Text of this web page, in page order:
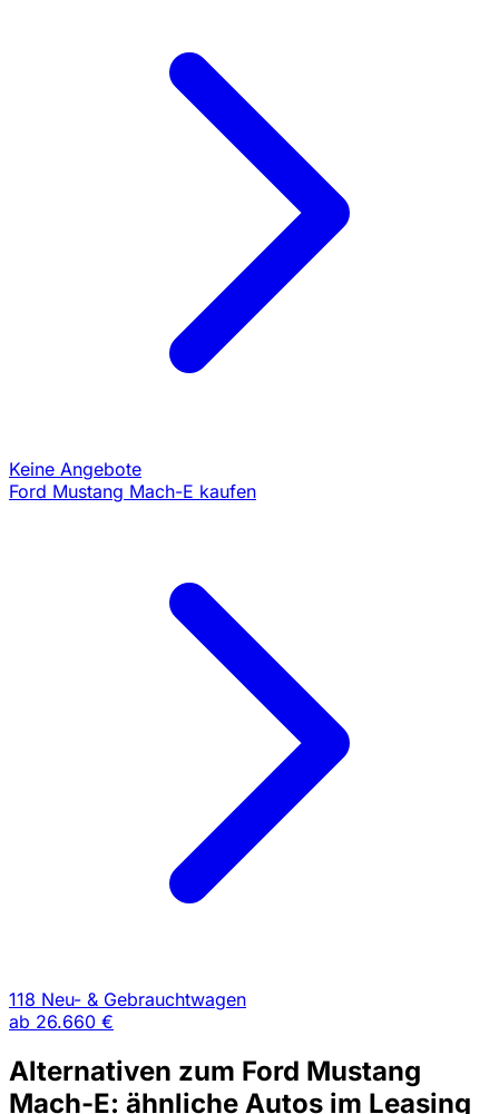
Keine Angebote
Ford Mustang Mach-E kaufen
118 Neu- & Gebrauchtwagen
ab 26.660 €
Alternativen zum Ford Mustang
Mach-E: ähnliche Autos im Leasing